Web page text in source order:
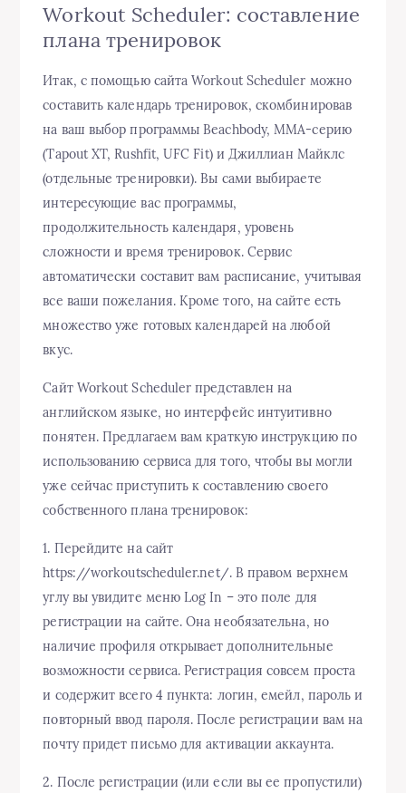
Workout Scheduler: составление
плана тренировок
Итак, с помощью сайта Workout Scheduler можно
составить календарь тренировок, скомбинировав
на ваш выбор программы Beachbody, MMA-серию
(Tapout XT, Rushfit, UFC Fit) и Джиллиан Майклс
(отдельные тренировки). Вы сами выбираете
интересующие вас программы,
продолжительность календаря, уровень
сложности и время тренировок. Сервис
автоматически составит вам расписание, учитывая
все ваши пожелания. Кроме того, на сайте есть
множество уже готовых календарей на любой
вкус.
Сайт Workout Scheduler представлен на
английском языке, но интерфейс интуитивно
понятен. Предлагаем вам краткую инструкцию по
использованию сервиса для того, чтобы вы могли
уже сейчас приступить к составлению своего
собственного плана тренировок:
1. Перейдите на сайт
https://workoutscheduler.net/. В правом верхнем
углу вы увидите меню Log In – это поле для
регистрации на сайте. Она необязательна, но
наличие профиля открывает дополнительные
возможности сервиса. Регистрация совсем проста
и содержит всего 4 пункта: логин, емейл, пароль и
повторный ввод пароля. После регистрации вам на
почту придет письмо для активации аккаунта.
2. После регистрации (или если вы ее пропустили)